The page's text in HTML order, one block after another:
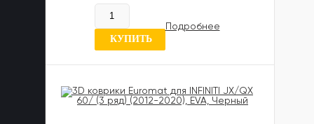
В наличии
6 отзывов
КУПИТЬ
Подробнее